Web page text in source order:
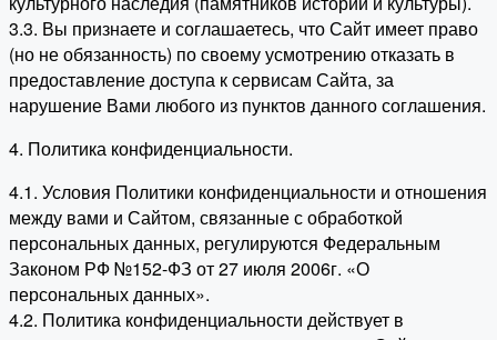
3.3. Вы признаете и соглашаетесь, что Сайт имеет право
(но не обязанность) по своему усмотрению отказать в
предоставление доступа к сервисам Сайта, за
нарушение Вами любого из пунктов данного соглашения.
4. Политика конфиденциальности.
4.1. Условия Политики конфиденциальности и отношения
между вами и Сайтом, связанные с обработкой
персональных данных, регулируются Федеральным
Законом РФ №152-ФЗ от 27 июля 2006г. «О
персональных данных».
4.2. Политика конфиденциальности действует в